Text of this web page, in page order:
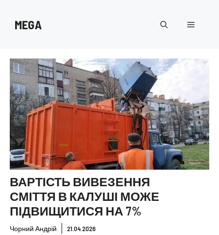
MEGA Меню
ВАРТІСТЬ ВИВЕЗЕННЯ
СМІТТЯ В КАЛУШІ МОЖЕ
ПІДВИЩИТИСЯ НА 7%
Чорний Андрій 21.04.2026